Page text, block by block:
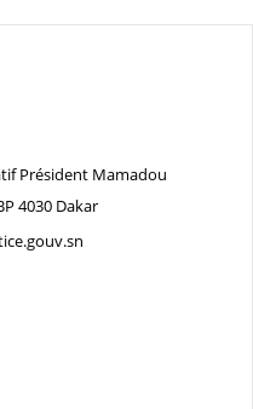
Président Mamadou
4030 Dakar